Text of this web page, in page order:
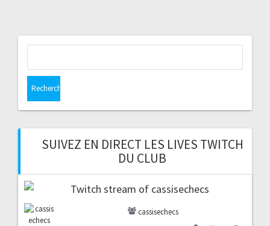
SUIVEZ EN DIRECT LES LIVES TWITCH
DU CLUB
cassisechecs